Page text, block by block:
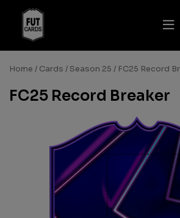
Home / Cards /Season 25 / FC25 Record
FC25 Record Breaker